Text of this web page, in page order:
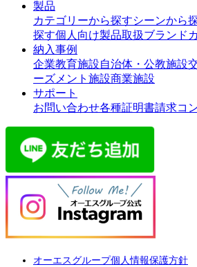
製品
カテゴリーから探すシーンから
探す個人向け製品取扱ブランド
納入事例
企業教育施設自治体・公教施設
ーズメント施設商業施設
サポート
お問い合わせ各種証明書請求コ
オーエスグループ個人情報保護方針